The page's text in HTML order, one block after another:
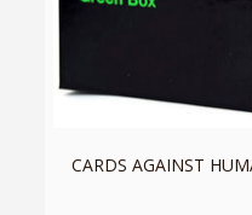
CARDS AGAINST